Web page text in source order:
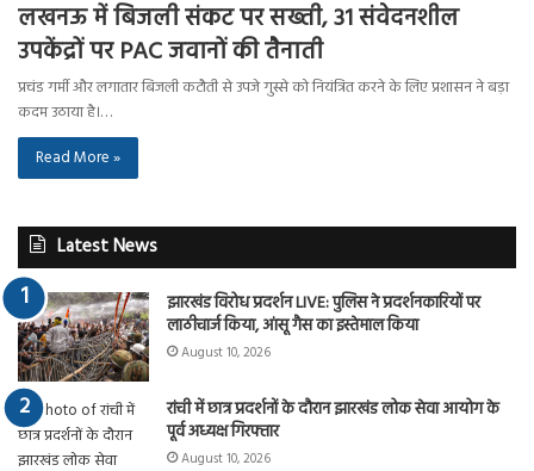
लखनऊ में बिजली संकट पर सख्ती, 31 संवेदनशील
उपकेंद्रों पर PAC जवानों की तैनाती
प्रचंड गर्मी और लगातार बिजली कटौती से उपजे गुस्से को नियंत्रित करने के लिए प्रशासन ने बड़ा
कदम उठाया है।…
Read More »
Latest News
झारखंड विरोध प्रदर्शन LIVE: पुलिस ने प्रदर्शनकारियों पर
लाठीचार्ज किया, आंसू गैस का इस्तेमाल किया
August 10, 2026
रांची में छात्र प्रदर्शनों के दौरान झारखंड लोक सेवा आयोग के
पूर्व अध्यक्ष गिरफ्तार
August 10, 2026